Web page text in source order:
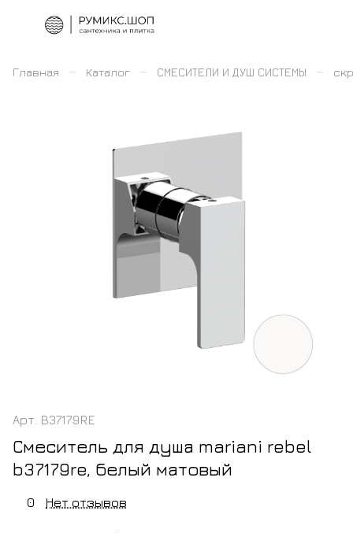
Главная – Каталог – СМЕСИТЕЛИ И ДУШ СИСТЕМЫ –
Арт. B37179RE
Смеситель для душа mariani rebel
b37179re, белый матовый
0 Нет отзывов